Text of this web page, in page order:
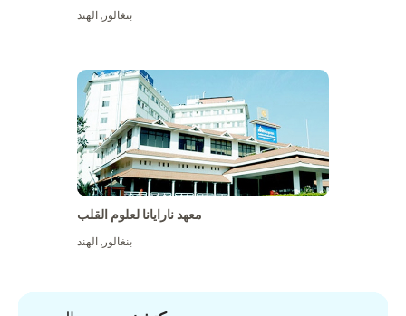
بنغالور,الهند
معهد نارايانا لعلوم القلب
بنغالور,الهند